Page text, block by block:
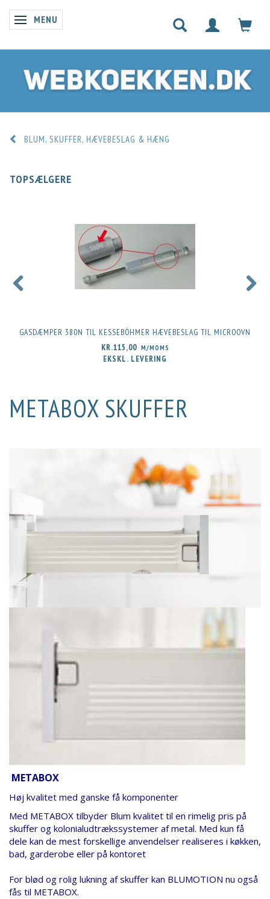
SKIFTE NAVIGATION
MENU
BLUM, SKUFFER, HÆVEBESLAG & HÆNG
TOPSÆLGERE
GASDÆMPER 380N TIL KESSEBÖHMER HÆVEBESLAG TIL MICROOVN
KR.115,00 M/MOMS
EKSKL. LEVERING
METABOX SKUFFER
METABOX
Høj kvalitet med ganske få komponenter
Med METABOX tilbyder Blum kvalitet til en rimelig pris på
skuffer og kolonialudtrækssystemer af metal. Med kun få
dele kan de mest forskellige anvendelser realiseres i køkken,
bad, garderobe eller på kontoret
For blød og rolig lukning af skuffer kan BLUMOTION nu også
fås til METABOX.